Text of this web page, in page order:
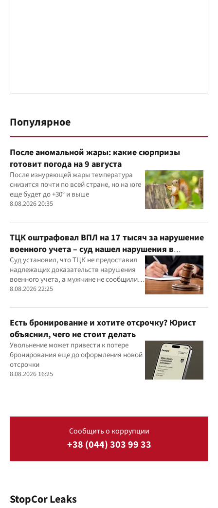
Популярное
После аномальной жары: какие сюрпризы
готовит погода на 9 августа
После изнуряющей жары температура
снизится почти по всей стране, но на юге
еще будет до +30° и выше
8.08.2026 20:35
ТЦК оштрафовал ВПЛ на 17 тысяч за нарушение
военного учета – суд нашел нарушения в
действиях ТЦК
Суд установил, что ТЦК не предоставил
надлежащих доказательств нарушения
военного учета, а мужчине не сообщили
должным образом о дате и месте
8.08.2026 22:25
Есть бронирование и хотите отсрочку? Юрист
объяснил, чего не стоит делать
Увольнение может привести к потере
бронирования еще до оформления новой
отсрочки
8.08.2026 16:25
Сообщить о коррупции
+38 (044) 303 99 33
StopCor Leaks